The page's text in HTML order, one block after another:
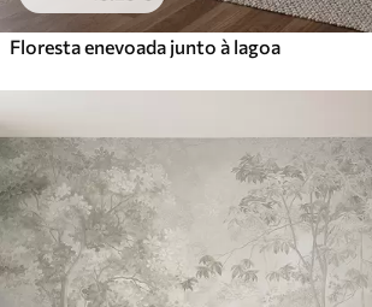
Floresta enevoada junto à lagoa